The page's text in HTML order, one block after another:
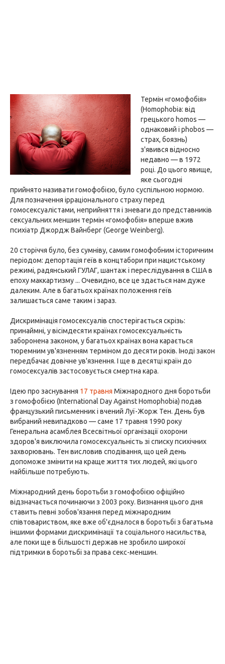
Термін «гомофобія»
(Homophobia: від
грецького homоs —
однаковий і phоbos —
страх, боязнь)
з'явився відносно
недавно — в 1972
році. До цього явище,
яке сьогодні
прийнято називати гомофобією, було суспільною нормою.
Для позначення ірраціонального страху перед
гомосексуалістами, неприйняття і зневаги до представників
сексуальних меншин термін «гомофобія» вперше вжив
психіатр Джордж Вайнберг (George Weinberg).
20 сторіччя було, без сумніву, самим гомофобним історичним
періодом: депортація геїв в концтабори при нацистському
режимі, радянський ГУЛАГ, шантаж і переслідування в США в
епоху маккартизму ... Очевидно, все це здається нам дуже
далеким. Але в багатьох країнах положення геїв
залишається саме таким і зараз.
Дискримінація гомосексуалів спостерігається скрізь:
принаймні, у вісімдесяти країнах гомосексуальність
заборонена законом, у багатьох країнах вона карається
тюремним ув'язненням терміном до десяти років. Іноді закон
передбачає довічне ув'язнення. І ще в десятці країн до
гомосексуалів застосовується смертна кара.
Ідею про заснування 17 травня Міжнародного дня боротьби
з гомофобією (International Day Against Homophobia) подав
французький письменник і вчений Луї-Жорж Тен. День був
вибраний невипадково — саме 17 травня 1990 року
Генеральна асамблея Всесвітньої організації охорони
здоров'я виключила гомосексуальність зі списку психічних
захворювань. Тен висловив сподівання, що цей день
допоможе змінити на краще життя тих людей, які цього
найбільше потребують.
Міжнародний день боротьби з гомофобією офіційно
відзначається починаючи з 2003 року. Визнання цього дня
ставить певні зобов'язання перед міжнародним
співтовариством, яке вже об'єдналося в боротьбі з багатьма
іншими формами дискримінації та соціального насильства,
але поки ще в більшості держав не зробило широкої
підтримки в боротьбі за права секс-меншин.